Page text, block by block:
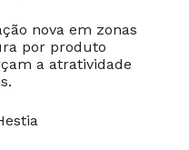
nova em zonas
por produto
a atratividade